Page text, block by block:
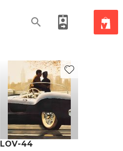
LOV-44